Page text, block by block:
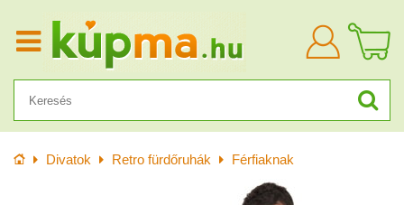
KezdőlapDivatok Retro fürdőruhák Férfiaknak